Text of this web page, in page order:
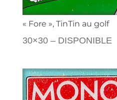
« Fore », TinTin au golf
30×30 – DISPONIBLE